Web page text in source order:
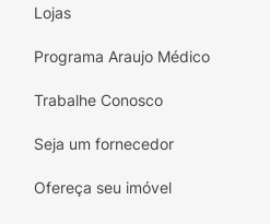
Lojas
Programa Araujo Médico
Trabalhe Conosco
Seja um fornecedor
Ofereça seu imóvel